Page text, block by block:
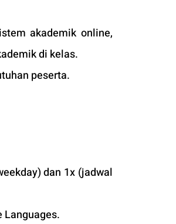
akademik online,
di kelas.
peserta.
dan 1x (jadwal
Languages.